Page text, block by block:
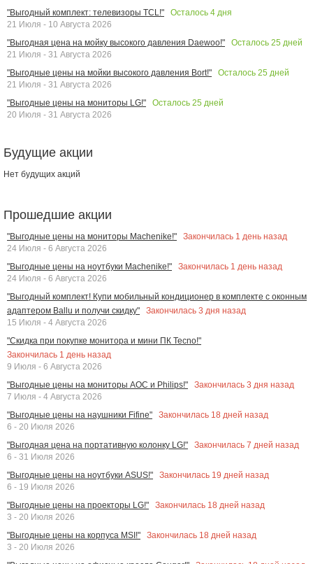
"Выгодный комплект: телевизоры TCL!"
Осталось 4 дня
21 Июля - 10 Августа 2026
"Выгодная цена на мойку высокого давления Daewoo!"
Осталось 25 дней
21 Июля - 31 Августа 2026
"Выгодные цены на мойки высокого давления Bort!"
Осталось 25 дней
21 Июля - 31 Августа 2026
"Выгодные цены на мониторы LG!"
Осталось 25 дней
20 Июля - 31 Августа 2026
Будущие акции
Нет будущих акций
Прошедшие акции
"Выгодные цены на мониторы Machenike!" Закончилась 1 день назад
24 Июля - 6 Августа 2026
"Выгодные цены на ноутбуки Machenike!"
Закончилась 1 день назад
24 Июля - 6 Августа 2026
"Выгодный комплект! Купи мобильный кондиционер в комплекте с оконным
адаптером Ballu и получи скидку"
Закончилась 3 дня назад
15 Июля - 4 Августа 2026
"Скидка при покупке монитора и мини ПК Tecno!"
Закончилась 1 день назад
9 Июля - 6 Августа 2026
"Выгодные цены на мониторы AOC и Philips!"
Закончилась 3 дня назад
7 Июля - 4 Августа 2026
"Выгодные цены на наушники Fifine"
Закончилась 18 дней назад
6 - 20 Июля 2026
"Выгодная цена на портативную колонку LG!"
Закончилась 7 дней назад
6 - 31 Июля 2026
"Выгодные цены на ноутбуки ASUS!"
Закончилась 19 дней назад
6 - 19 Июля 2026
"Выгодные цены на проекторы LG!"
Закончилась 18 дней назад
3 - 20 Июля 2026
"Выгодные цены на корпуса MSI!"
Закончилась 18 дней назад
3 - 20 Июля 2026